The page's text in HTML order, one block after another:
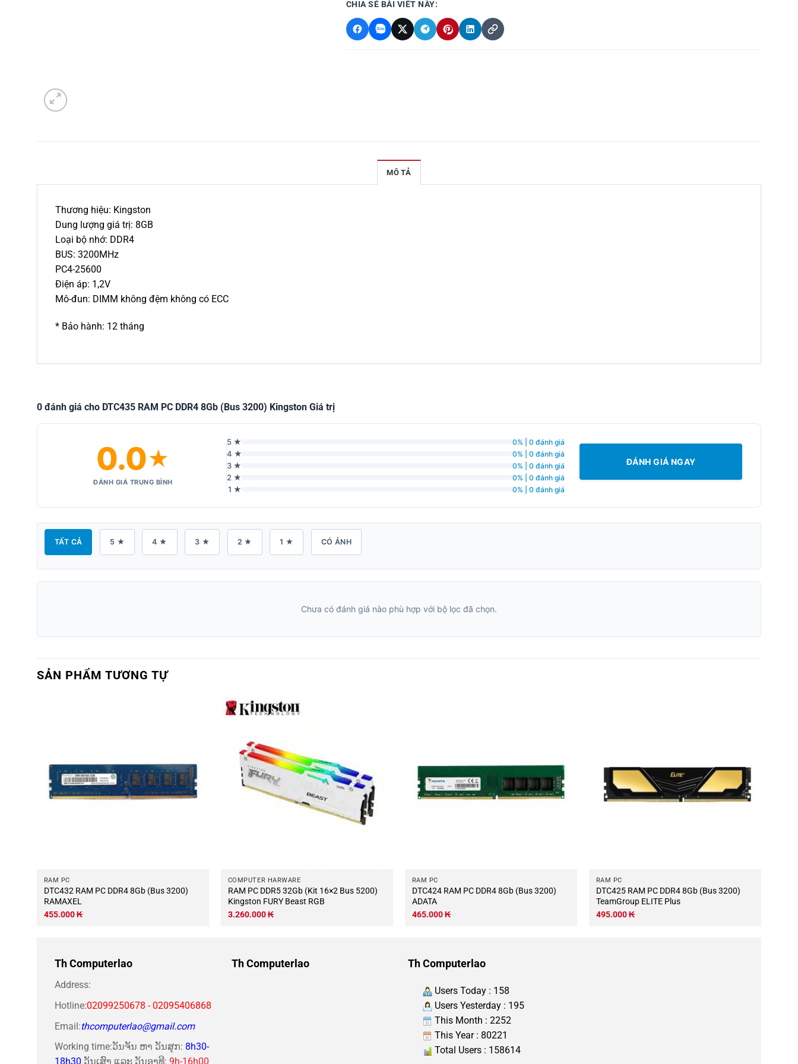
CHIA SẺ BÀI VIẾT NÀY:
MÔ TẢ
Thương hiệu: Kingston
Dung lượng giá trị: 8GB
Loại bộ nhớ: DDR4
BUS: 3200MHz
PC4-25600
Điện áp: 1,2V
Mô-đun: DIMM không đệm không có ECC
* Bảo hành: 12 tháng
0 đánh giá cho DTC435 RAM PC DDR4 8Gb (Bus 3200) Kingston Giá trị
0.0★
ĐÁNH GIÁ TRUNG BÌNH
5 ★ 0% | 0 đánh giá
4 ★ 0% | 0 đánh giá
3 ★ 0% | 0 đánh giá
2 ★ 0% | 0 đánh giá
1 ★ 0% | 0 đánh giá
ĐÁNH GIÁ NGAY
TẤT CẢ 5 ★ 4 ★ 3 ★ 2 ★ 1 ★ CÓ ẢNH
Chưa có đánh giá nào phù hợp với bộ lọc đã chọn.
SẢN PHẨM TƯƠNG TỰ
RAM PC
DTC432 RAM PC DDR4 8Gb (Bus 3200)
RAMAXEL
455.000₭
COMPUTER HARWARE
RAM PC DDR5 32Gb (Kit 16×2 Bus 5200)
Kingston FURY Beast RGB
3.260.000₭
RAM PC
DTC424 RAM PC DDR4 8Gb (Bus 3200)
ADATA
465.000₭
RAM PC
DTC425 RAM PC DDR4 8Gb (Bus 3200)
TeamGroup ELITE Plus
495.000₭
Th Computerlao
Address:
Hotline:02099250678 - 02095406868
Email:thcomputerlao@gmail.com
Working time:ວັນຈັນ ຫາ ວັນສຸກ: 8h30-
18h30 ວັນເສົາ ແລະ ວັນອາທີ: 9h-16h00
Th Computerlao Th Computerlao
Users Today : 158
Users Yesterday : 195
This Month : 2252
This Year : 80221
Total Users : 158614